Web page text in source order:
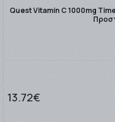
Quest Vitamin C 1000mg
13.72€